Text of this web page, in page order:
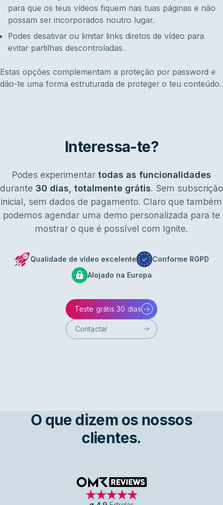
para que os teus vídeos fiquem nas tuas páginas e não
possam ser incorporados noutro lugar.
Podes desativar ou limitar links diretos de vídeo para
evitar partilhas descontroladas.
Estas opções complementam a proteção por password e
dão-te uma forma estruturada de proteger o teu conteúdo.
Interessa-te?
Podes experimentar todas as funcionalidades
durante 30 dias, totalmente grátis. Sem subscrição
inicial, sem dados de pagamento. Claro que também
podemos agendar uma demo personalizada para te
mostrar o que é possível com Ignite.
Qualidade de vídeo excelente
Conforme RGPD
Alojado na Europa
Teste grátis 30 dias
Contactar
O que dizem os nossos
clientes.
OMR Reviews